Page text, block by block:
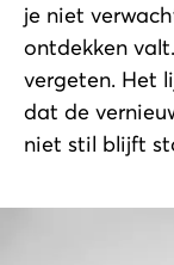
je niet
ontdekken
vergeten. Het
dat de
niet stil blijft